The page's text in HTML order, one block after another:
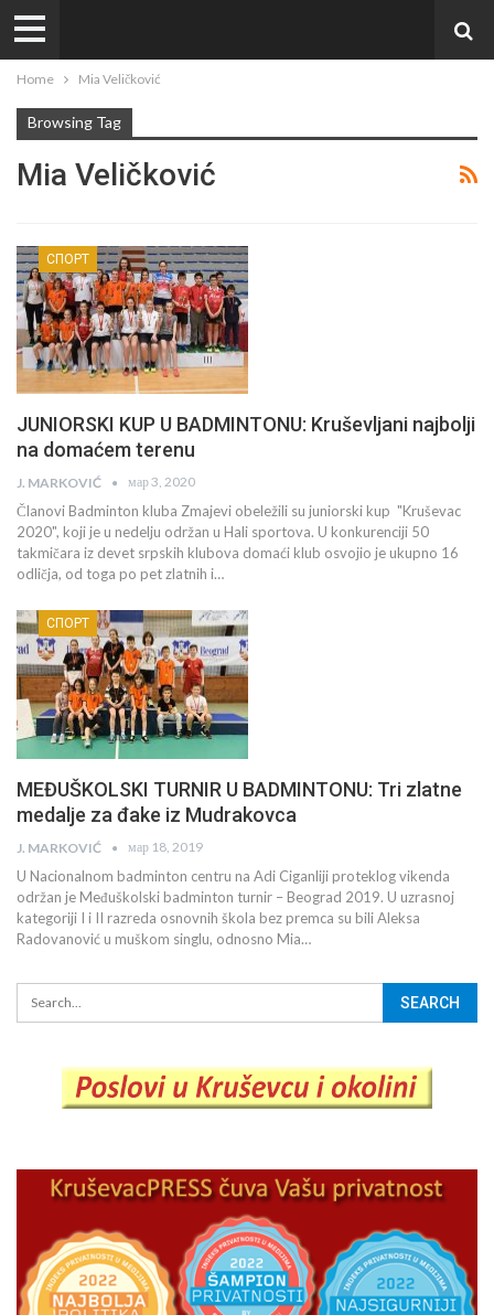
Home Mia Veličković
Browsing Tag
Mia Veličković
СПОРТ
JUNIORSKI KUP U BADMINTONU: Kruševljani najbolji
na domaćem terenu
J. MARKOVIĆ мар 3, 2020
Članovi Badminton kluba Zmajevi obeležili su juniorski kup "Kruševac
2020", koji je u nedelju održan u Hali sportova. U konkurenciji 50
takmičara iz devet srpskih klubova domaći klub osvojio je ukupno 16
odličja, od toga po pet zlatnih i…
СПОРТ
MEĐUŠKOLSKI TURNIR U BADMINTONU: Tri zlatne
medalje za đake iz Mudrakovca
J. MARKOVIĆ мар 18, 2019
U Nacionalnom badminton centru na Adi Ciganliji proteklog vikenda
održan je Međuškolski badminton turnir – Beograd 2019. U uzrasnoj
kategoriji I i II razreda osnovnih škola bez premca su bili Aleksa
Radovanović u muškom singlu, odnosno Mia…